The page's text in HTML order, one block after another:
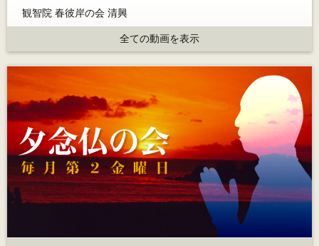
観智院 春彼岸の会 清興
全ての動画を表示